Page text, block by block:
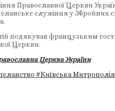
Православної Церкви
служіння у Збройних
подякував французьким
Церкви.
Церква України
#Київська Митрополія